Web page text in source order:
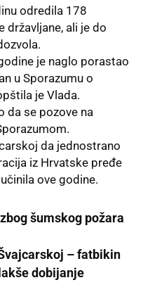
odredila 178
državljane, ali je do
je naglo porastao
u Sporazumu o
je Vlada.
da se pozove na
da jednostrano
iz Hrvatske pređe
ove godine.
šumskog požara
– fatbikin
dobijanje